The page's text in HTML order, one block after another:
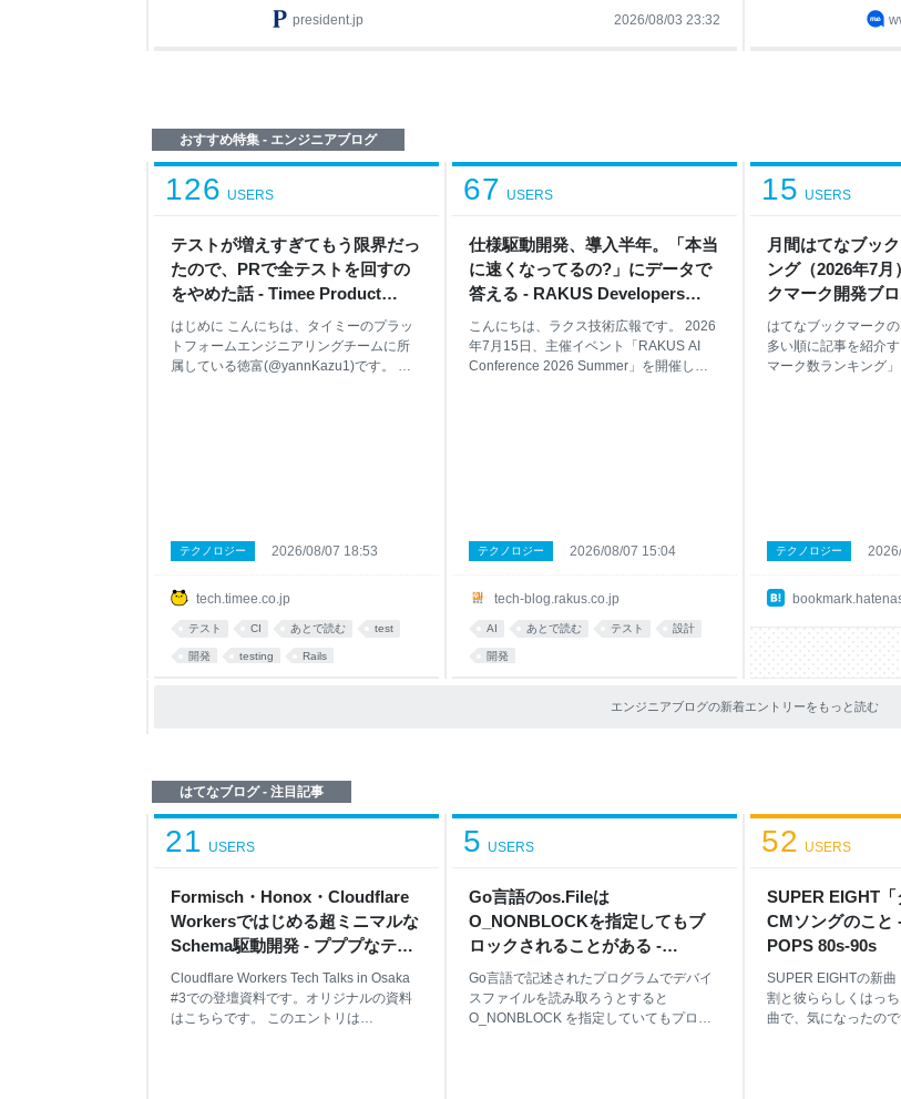
由」president.jp 2026/08/03 23:32
おすすめ特集 - エンジニアブログ
テストが増えすぎてもう限界だっ
たので、PRで全テストを回すの
をやめた話 - Timee Product
Team Blog
126 USERS
tech.timee.co.jp
はじめに こんにちは、タイミーのプラッ
トフォームエンジニアリングチームに所
属している徳富(@yannKazu1)です。 こ
サービスが成長してプロダクトの機能が
増えてくると、テストも当然増えていき
え、CIの待ち時間がボトルネックになっ
てくるのも、割とあるあるな課題だと思
ームの参考になれば嬉しいです。 背景：
テクノロジー 2026/08/07 18:53
テスト CI あとで読む test
開発 testing Rails
仕様駆動開発、導入半年。「本当
に速くなってるの?」にデータで
答える - RAKUS Developers
Blog | ラクス エンジニアブログ
67 USERS
tech-blog.rakus.co.jp
こんにちは、ラクス技術広報です。 2026
年7月15日、主催イベント「RAKUS AI
Conference 2026 Summer」を開催しま
じているエンジニアの方 仕様駆動開発
(SDD)の導入を検討している、あるいは導
悩んでいる方 「AIネイティブな開発」
を、感覚ではなくデータで語りたいと考
れ、本当に速くなってるの?」に答えられ
た"というのが実態でした 上司とメンバー
テクノロジー 2026/08/07 15:04
AI あとで読む テスト 設計
開発
月間はてなブッ
ング（2026年7月
クマーク開発ブ
15 USERS
はてなブックマーク
多い順に記事を紹介
マーク数ランキング
終わらす、プロンプ
ちた 6位 スタートア
査委員会による調査報
テクノロジー
エンジニアブログの新着エントリーをもっと読む
はてなブログ - 注目記事
Formisch・Honox・Cloudflare
Workersではじめる超ミニマルな
Schema駆動開発 - プププなテク
ブ
21 USERS
Cloudflare Workers Tech Talks in Osaka
#3での登壇資料です。オリジナルの資料
はこちらです。 このエントリは
Go言語のos.Fileは
O_NONBLOCKを指定してもブ
ロックされることがある -
appare45’s blog
5 USERS
Go言語で記述されたプログラムでデバイ
スファイルを読み取ろうとすると
O_NONBLOCK を指定していてもプログ
SUPER EIGHT「
CMソングのこと
POPS 80s-90s
52 USERS
SUPER EIGHTの新曲
割と彼ららしくはっ
曲で、気になったので